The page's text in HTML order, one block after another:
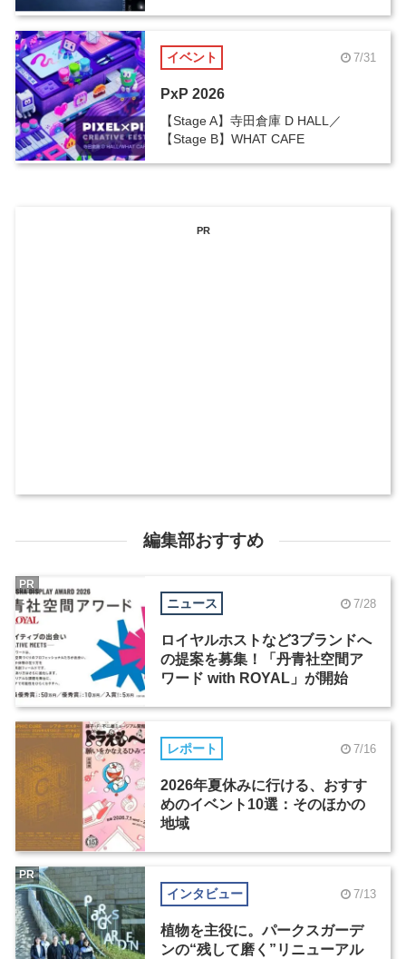
イベント 7/31
PxP 2026
【Stage A】寺田倉庫 D HALL／
【Stage B】WHAT CAFE
PR
編集部おすすめ
ニュース 7/28
ロイヤルホストなど3ブランドへ
の提案を募集！「丹青社空間ア
ワード with ROYAL」が開始
PR
レポート 7/16
2026年夏休みに行ける、おすす
めのイベント10選：そのほかの
地域
インタビュー 7/13
植物を主役に。パークスガーデ
ンの“残して磨く”リニューアル
PR